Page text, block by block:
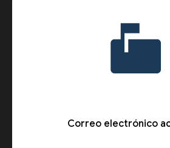
Correo electrónico